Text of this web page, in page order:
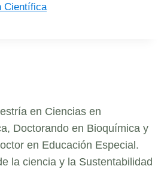
Científica
en Ciencias en
Doctorando en Bioquímica y
en Educación Especial.
la ciencia y la Sustentabilidad